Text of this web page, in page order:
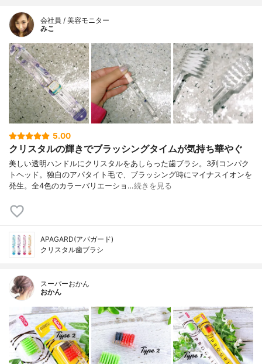
会社員 / 美容モニター
みこ
5.00
クリスタルの輝きでブラッシングタイムが気持ち華やぐ
美しい透明ハンドルにクリスタルをあしらった歯ブラシ。3列コンパク
トヘッド。独自のアパタイト毛で、ブラッシング時にマイナスイオンを
発生。全4色のカラーバリエーショ…続きを見る
APAGARD(アパガード)
クリスタル歯ブラシ
スーパーおかん
おかん